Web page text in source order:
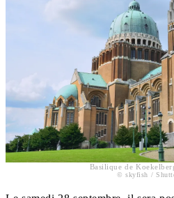
Basilique de
© skyfish /